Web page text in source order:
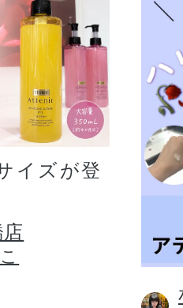
イズが登